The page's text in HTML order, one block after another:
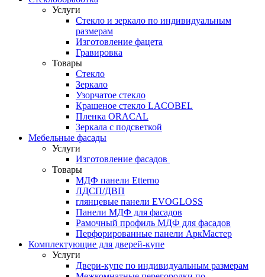
Услуги
Стекло и зеркало по индивидуальным
размерам
Изготовление фацета
Гравировка
Товары
Стекло
Зеркало
Узорчатое стекло
Крашеное стекло LACOBEL
Пленка ORACAL
Зеркала с подсветкой
Мебельные фасады
Услуги
Изготовление фасадов
Товары
МДФ панели Etterno
ЛДСП/ДВП
глянцевые панели EVOGLOSS
Панели МДФ для фасадов
Рамочный профиль МДФ для фасадов
Перфорированные панели АркМастер
Комплектующие для дверей-купе
Услуги
Двери-купе по индивидуальным размерам